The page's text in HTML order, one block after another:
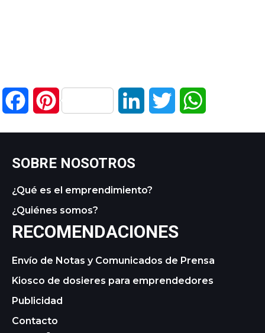
FacebookPinterest LinkedIn Twitter
SOBRE NOSOTROS
¿Qué es el emprendimiento?
¿Quiénes somos?
RECOMENDACIONES
Envío de Notas y Comunicados de Prensa
Kiosco de dosieres para emprendedores
Publicidad
Contacto